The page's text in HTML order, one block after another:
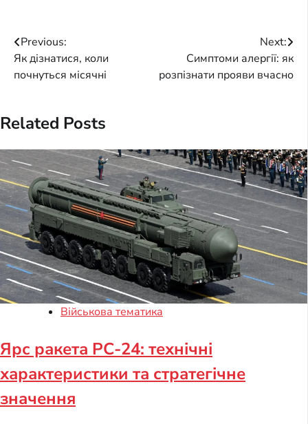
Post
navigation
Previous:
Як дізнатися, коли
почнуться місячні
Next:
Симптоми алергії: як
розпізнати прояви вчасно
Related Posts
Військова тематика
Ярс ракета РС-24: технічні
характеристики та стратегічне
значення